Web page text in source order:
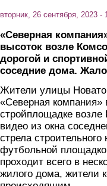
вторник, 26 сентября, 2023 -
«Северная
высоток возле
дорогой и
соседние дома.
Жители улицы
«Северная компания»
стройплощадке возле
видео из окна
стрела
футбольной
проходит всего в
жилого дома, жители